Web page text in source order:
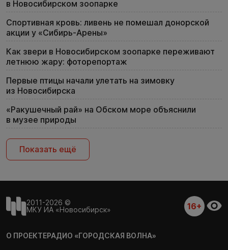
в Новосибирском зоопарке
Спортивная кровь: ливень не помешал донорской
акции у «Сибирь-Арены»
Как звери в Новосибирском зоопарке переживают
летнюю жару: фоторепортаж
Первые птицы начали улетать на зимовку
из Новосибирска
«Ракушечный рай» на Обском море объяснили
в музее природы
Показать ещё
2011-2026 ©
МКУ ИА «Новосибирск»
16+
О ПРОЕКТЕРАДИО «ГОРОДСКАЯ ВОЛНА»